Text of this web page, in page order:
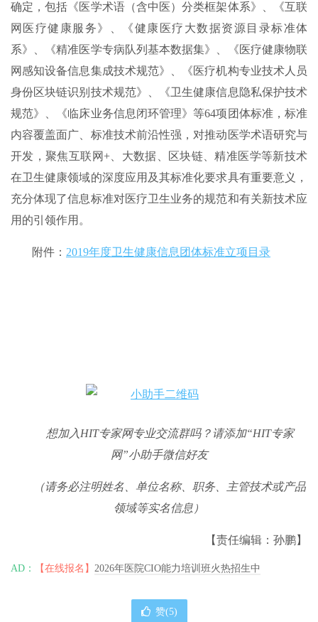
确定，包括《医学术语（含中医）分类框架体系》、《互联
网医疗健康服务》、《健康医疗大数据资源目录标准体
系》、《精准医学专病队列基本数据集》、《医疗健康物联
网感知设备信息集成技术规范》、《医疗机构专业技术人员
身份区块链识别技术规范》、《卫生健康信息隐私保护技术
规范》、《临床业务信息闭环管理》等64项团体标准，标准
内容覆盖面广、标准技术前沿性强，对推动医学术语研究与
开发，聚焦互联网+、大数据、区块链、精准医学等新技术
在卫生健康领域的深度应用及其标准化要求具有重要意义，
充分体现了信息标准对医疗卫生业务的规范和有关新技术应
用的引领作用。
附件： 2019年度卫生健康信息团体标准立项目录
想加入HIT专家网专业交流群吗？请添加“HIT专家
网”小助手微信好友
（请务必注明姓名、单位名称、职务、主管技术或产品
领域等实名信息）
【责任编辑：孙鹏】
AD： 【在线报名】 2026年医院CIO能力培训班火热招生中
赞(5)